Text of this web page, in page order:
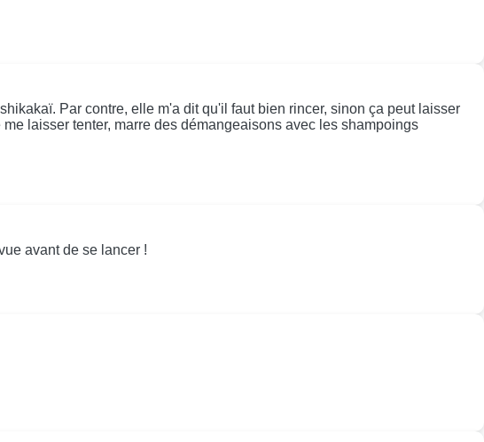
Par contre, elle m'a dit qu'il faut bien rincer, sinon ça peut laisser
laisser tenter, marre des démangeaisons avec les shampoings
avant de se lancer !